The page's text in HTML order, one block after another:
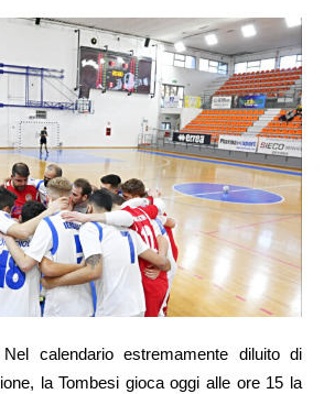
calendario estremamente diluito di
la Tombesi gioca oggi alle ore 15 la